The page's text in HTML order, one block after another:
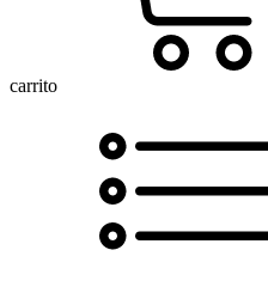
carrito